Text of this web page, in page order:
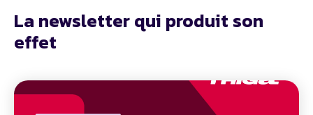
La newsletter qui produit son
effet